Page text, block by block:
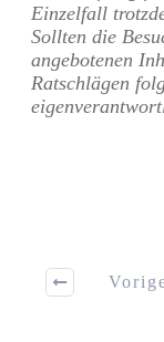
Einzelfall
Sollten die
angebotenen
Ratschlägen